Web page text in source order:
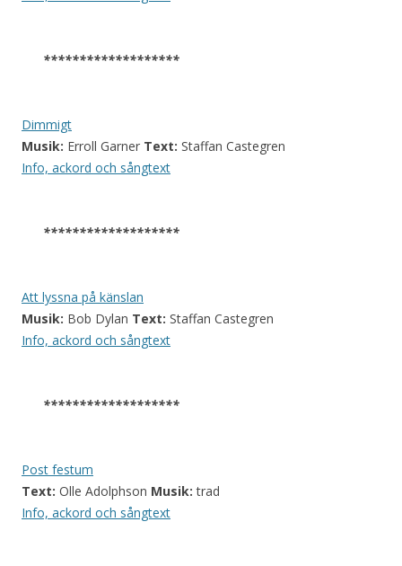
*******************
Dimmigt
Musik: Erroll Garner Text: Staffan Castegren
Info, ackord och sångtext
*******************
Att lyssna på känslan
Musik: Bob Dylan Text: Staffan Castegren
Info, ackord och sångtext
*******************
Post festum
Text: Olle Adolphson Musik: trad
Info, ackord och sångtext